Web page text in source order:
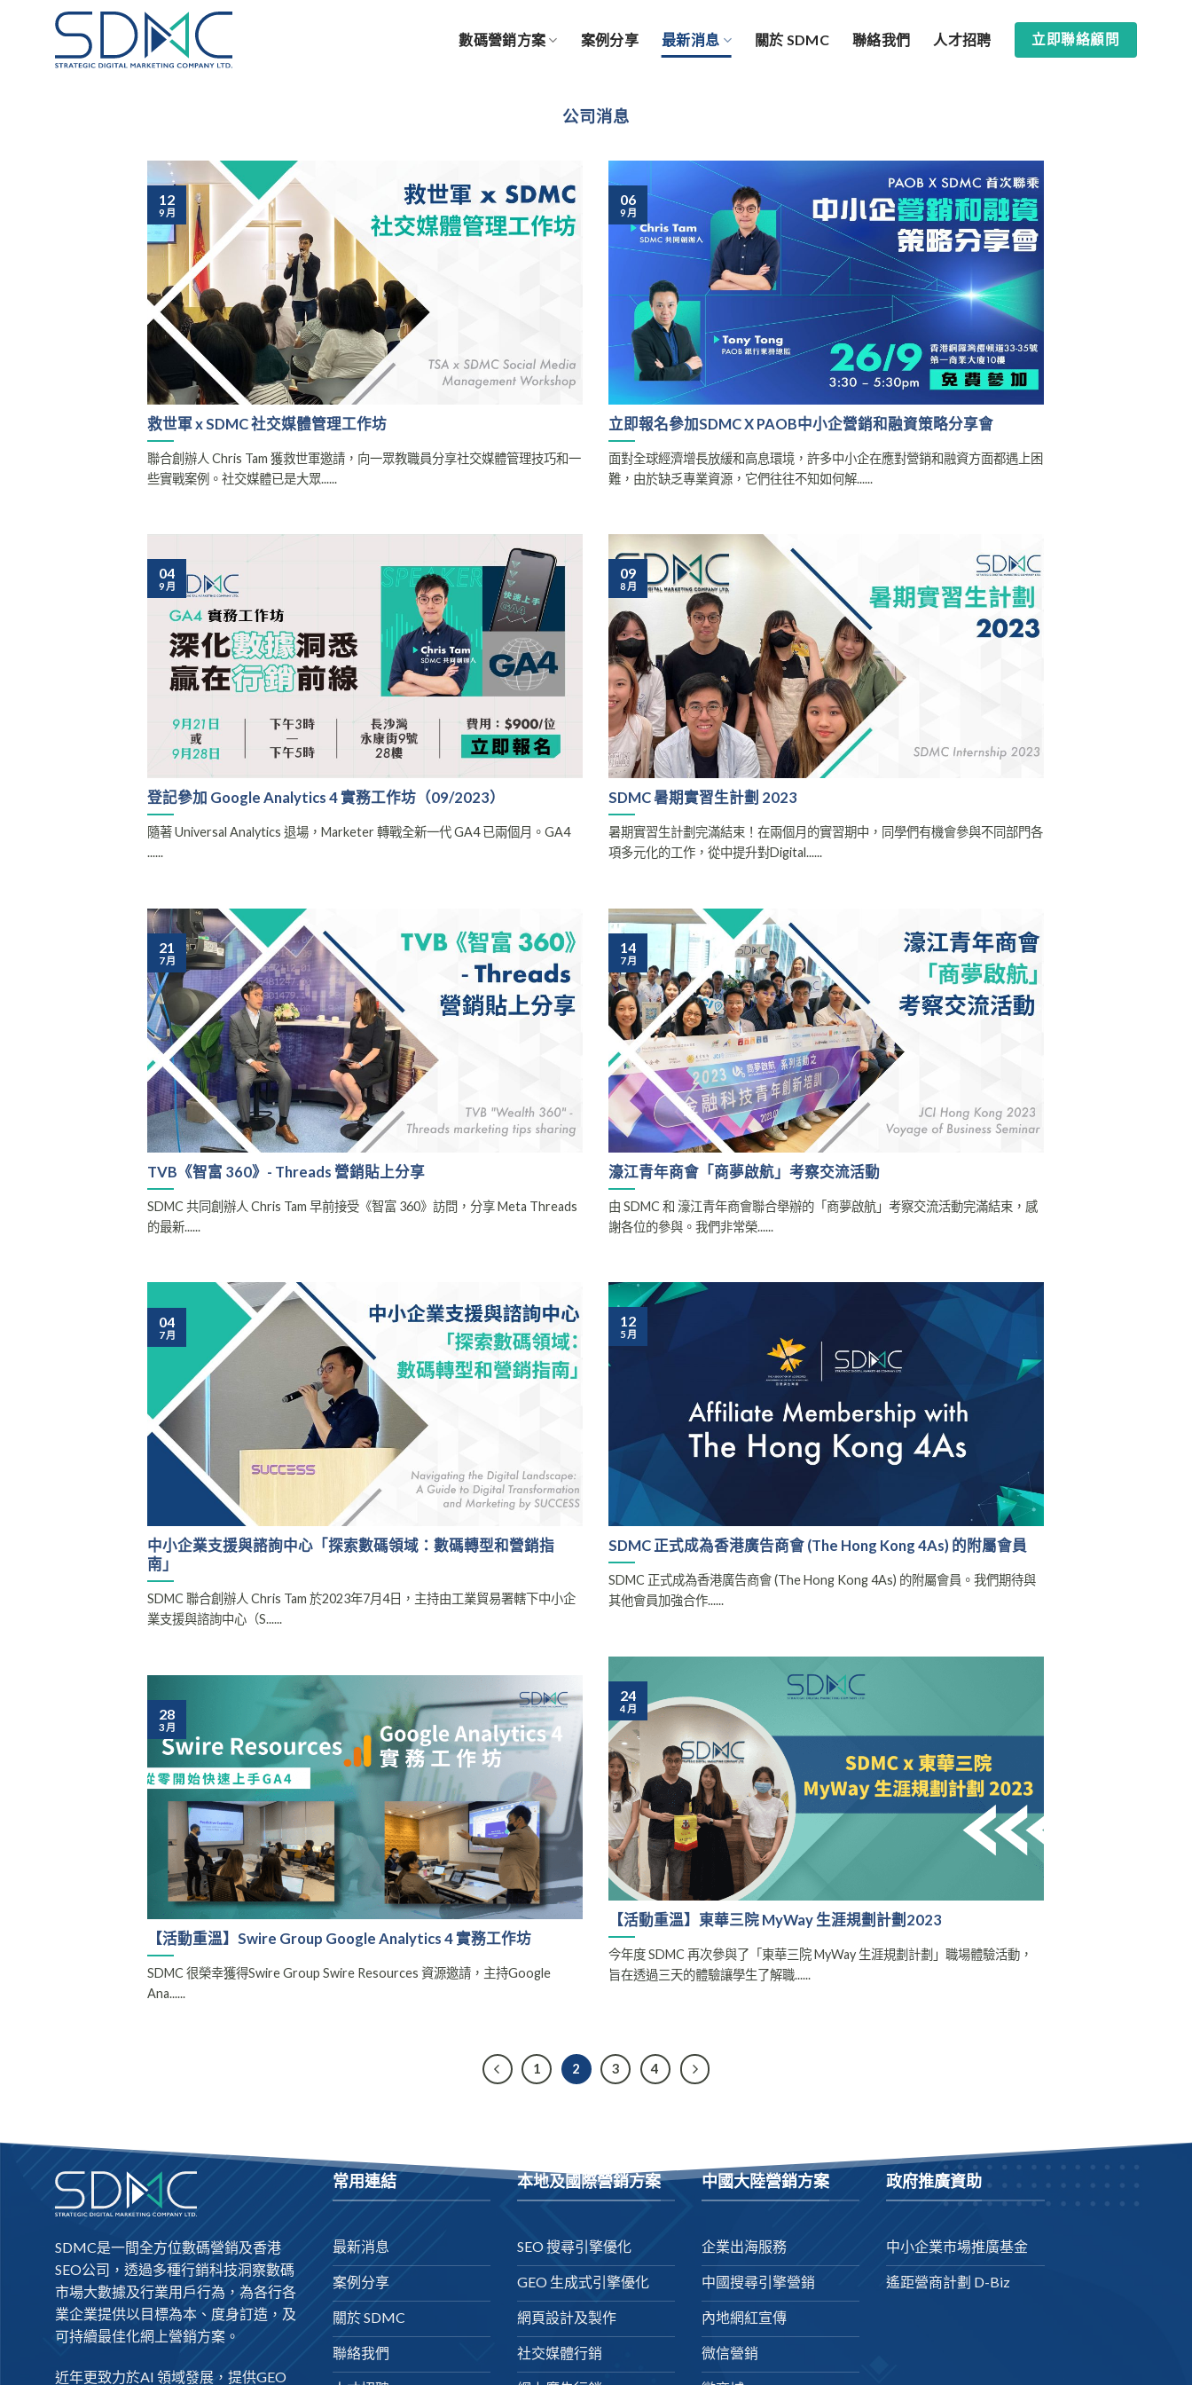
數碼營銷方案 案例分享 最新消息 關於 SDMC 聯絡我們 人才招聘 立即聯絡顧問
公司消息
救世軍 x SDMC 社交媒體管理工作坊
聯合創辦人 Chris Tam 獲救世軍邀請，向一眾教職員分享社交媒體管理技巧和一
些實戰案例。社交媒體已是大眾......
12
9 月
立即報名參加SDMC X PAOB中小企營銷和融資策略分享會
面對全球經濟增長放緩和高息環境，許多中小企在應對營銷和融資方面都遇上困
難，由於缺乏專業資源，它們往往不知如何解......
06
9 月
登記參加 Google Analytics 4 實務工作坊（09/2023）
隨著 Universal Analytics 退場，Marketer 轉戰全新一代 GA4 已兩個月。GA4
......
04
9 月
SDMC 暑期實習生計劃 2023
暑期實習生計劃完滿結束！在兩個月的實習期中，同學們有機會參與不同部門各
項多元化的工作，從中提升對Digital......
09
8 月
TVB《智富 360》- Threads 營銷貼上分享
SDMC 共同創辦人 Chris Tam 早前接受《智富 360》訪問，分享 Meta Threads
的最新......
21
7 月
濠江青年商會「商夢啟航」考察交流活動
由 SDMC 和 濠江青年商會聯合舉辦的「商夢啟航」考察交流活動完滿結束，感
謝各位的參與。我們非常榮......
14
7 月
中小企業支援與諮詢中心「探索數碼領域：數碼轉型和營銷指
南」
SDMC 聯合創辦人 Chris Tam 於2023年7月4日，主持由工業貿易署轄下中小企
業支援與諮詢中心（S......
04
7 月
SDMC 正式成為香港廣告商會 (The Hong Kong 4As) 的附屬會員
SDMC 正式成為香港廣告商會 (The Hong Kong 4As) 的附屬會員。我們期待與
其他會員加強合作......
12
5 月
【活動重溫】東華三院 MyWay 生涯規劃計劃2023
今年度 SDMC 再次參與了「東華三院 MyWay 生涯規劃計劃」職場體驗活動，
旨在透過三天的體驗讓學生了解職......
24
4 月
【活動重溫】Swire Group Google Analytics 4 實務工作坊
SDMC 很榮幸獲得Swire Group Swire Resources 資源邀請，主持Google
Ana......
28
3 月
1 2 3 4
SDMC是一間全方位數碼營銷及香港
SEO公司 ，透過多種行銷科技洞察數碼
市場大數據及行業用戶行為，為各行各
業企業提供以目標為本、度身訂造，及
可持續最佳化網上營銷方案。
近年更致力於AI 領域發展，提供GEO
常用連結
最新消息
案例分享
關於 SDMC
聯絡我們
本地及國際營銷方案
SEO 搜尋引擎優化
GEO 生成式引擎優化
網頁設計及製作
社交媒體行銷
中國大陸營銷方案
企業出海服務
中國搜尋引擎營銷
內地網紅宣傳
微信營銷
政府推廣資助
中小企業市場推廣基金
遙距營商計劃 D-Biz